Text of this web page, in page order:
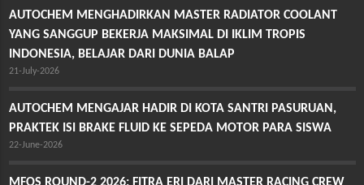
AUTOCHEM MENGHADIRKAN MASTER RADIATOR COOLANT
YANG SANGGUP BEKERJA MAKSIMAL DI IKLIM TROPIS
INDONESIA, BELAJAR DARI DUNIA BALAP
21-July-2026
AUTOCHEM MENGAJAR HADIR DI KOTA SANTRI PASURUAN,
PRAKTEK ISI BRAKE FLUID KE SEPEDA MOTOR PARA SISWA
22-June-2026